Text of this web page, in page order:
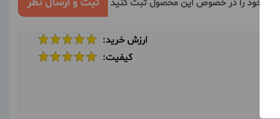
نظر خود را در خصوص این محصول ثبت کنید
ارزش خرید:
کیفیت: